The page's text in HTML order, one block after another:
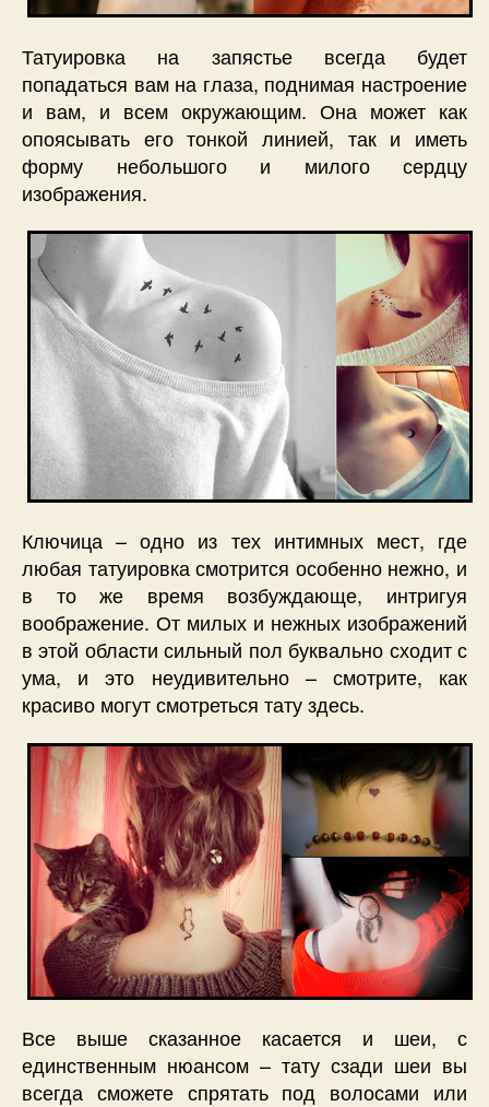
Татуировка на запястье всегда будет
попадаться вам на глаза, поднимая настроение
и вам, и всем окружающим. Она может как
опоясывать его тонкой линией, так и иметь
форму небольшого и милого сердцу
изображения.
Ключица – одно из тех интимных мест, где
любая татуировка смотрится особенно нежно, и
в то же время возбуждающе, интригуя
воображение. От милых и нежных изображений
в этой области сильный пол буквально сходит с
ума, и это неудивительно – смотрите, как
красиво могут смотреться тату здесь.
Все выше сказанное касается и шеи, с
единственным нюансом – тату сзади шеи вы
всегда сможете спрятать под волосами или